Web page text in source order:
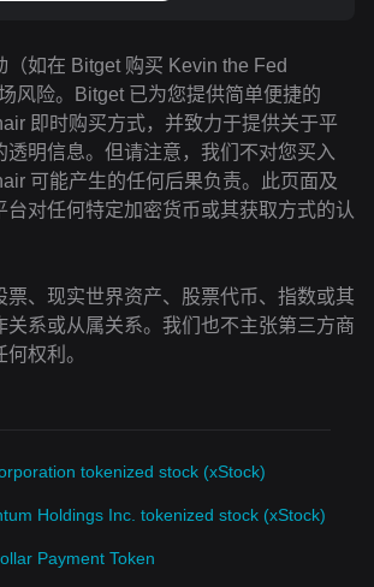
（如在 Bitget 购买 Kevin the Fed
风险。Bitget 已为您提供简单便捷的
即时购买方式，并致力于提供关于平
透明信息。但请注意，我们不对您买入
可能产生的任何后果负责。此页面及
台对任何特定加密货币或其获取方式的认
票、现实世界资产、股票代币、指数或其
关系或从属关系。我们也不主张第三方商
权利。
tokenized stock (xStock)
Holdings Inc. tokenized stock (xStock)
Payment Token